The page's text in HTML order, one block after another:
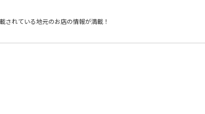
されている地元のお店の情報が満載！